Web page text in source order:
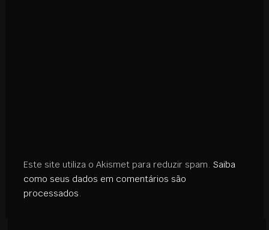
Este site utiliza o Akismet para reduzir spam. Saiba
como seus dados em comentários são
processados.